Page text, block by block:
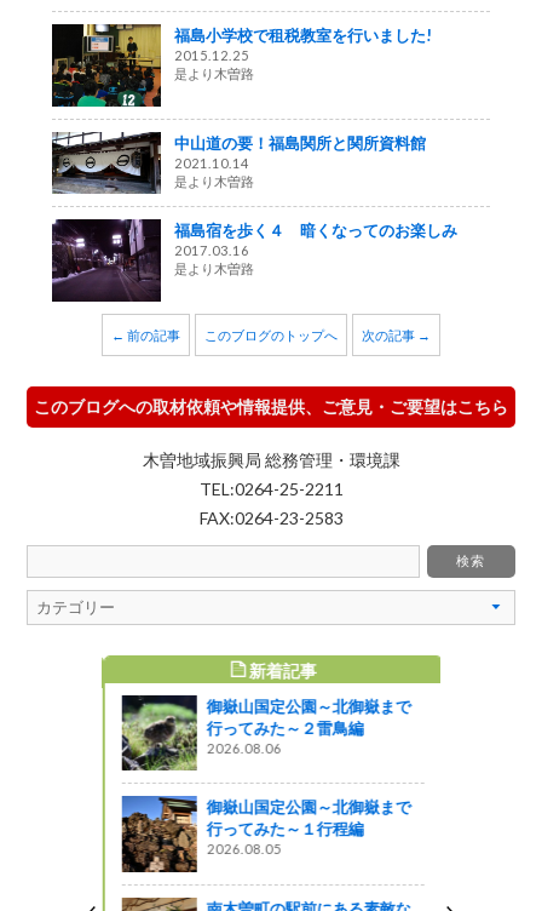
福島小学校で租税教室を行いました!
2015.12.25
是より木曽路
中山道の要！福島関所と関所資料館
2021.10.14
是より木曽路
福島宿を歩く４ 暗くなってのお楽しみ
2017.03.16
是より木曽路
← 前の記事 このブログのトップへ 次の記事 →
このブログへの取材依頼や情報提供、ご意見・ご要望はこちら
木曽地域振興局 総務管理・環境課
TEL:0264-25-2211
FAX:0264-23-2583
新着記事
御嶽山国定公園～北御嶽まで
行ってみた～２雷鳥編
2026.08.06
御嶽山国定公園～北御嶽まで
行ってみた～１行程編
2026.08.05